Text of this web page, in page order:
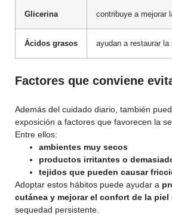
Glicerina contribuye a mejorar
Ácidos grasos ayudan a restaurar
Factores que conviene
Además del cuidado diario, también
exposición a factores que favorecen la
Entre ellos:
ambientes muy secos
productos irritantes o
tejidos que pueden causar
Adoptar estos hábitos puede ayudar a
cutánea y mejorar el confort de la piel
sequedad persistente.